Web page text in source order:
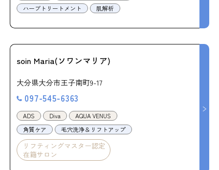
ハーブトリートメント
肌解析
soin Maria(ソワンマリア)
大分県大分市王子南町9-17
097-545-6363
ADS Diva
AQUA VENUS
角質ケア
毛穴洗浄＆リフトアップ
リフティングマスター認定
在籍サロン